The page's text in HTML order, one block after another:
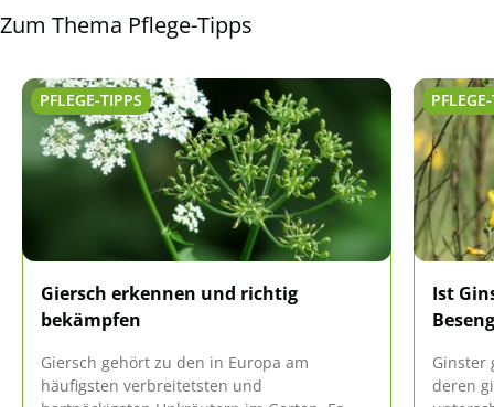
Zum Thema Pflege-Tipps
PFLEGE-TIPPS
Giersch erkennen und richtig
bekämpfen
Giersch gehört zu den in Europa am
häufigsten verbreitetsten und
Ist
Ginster
deren